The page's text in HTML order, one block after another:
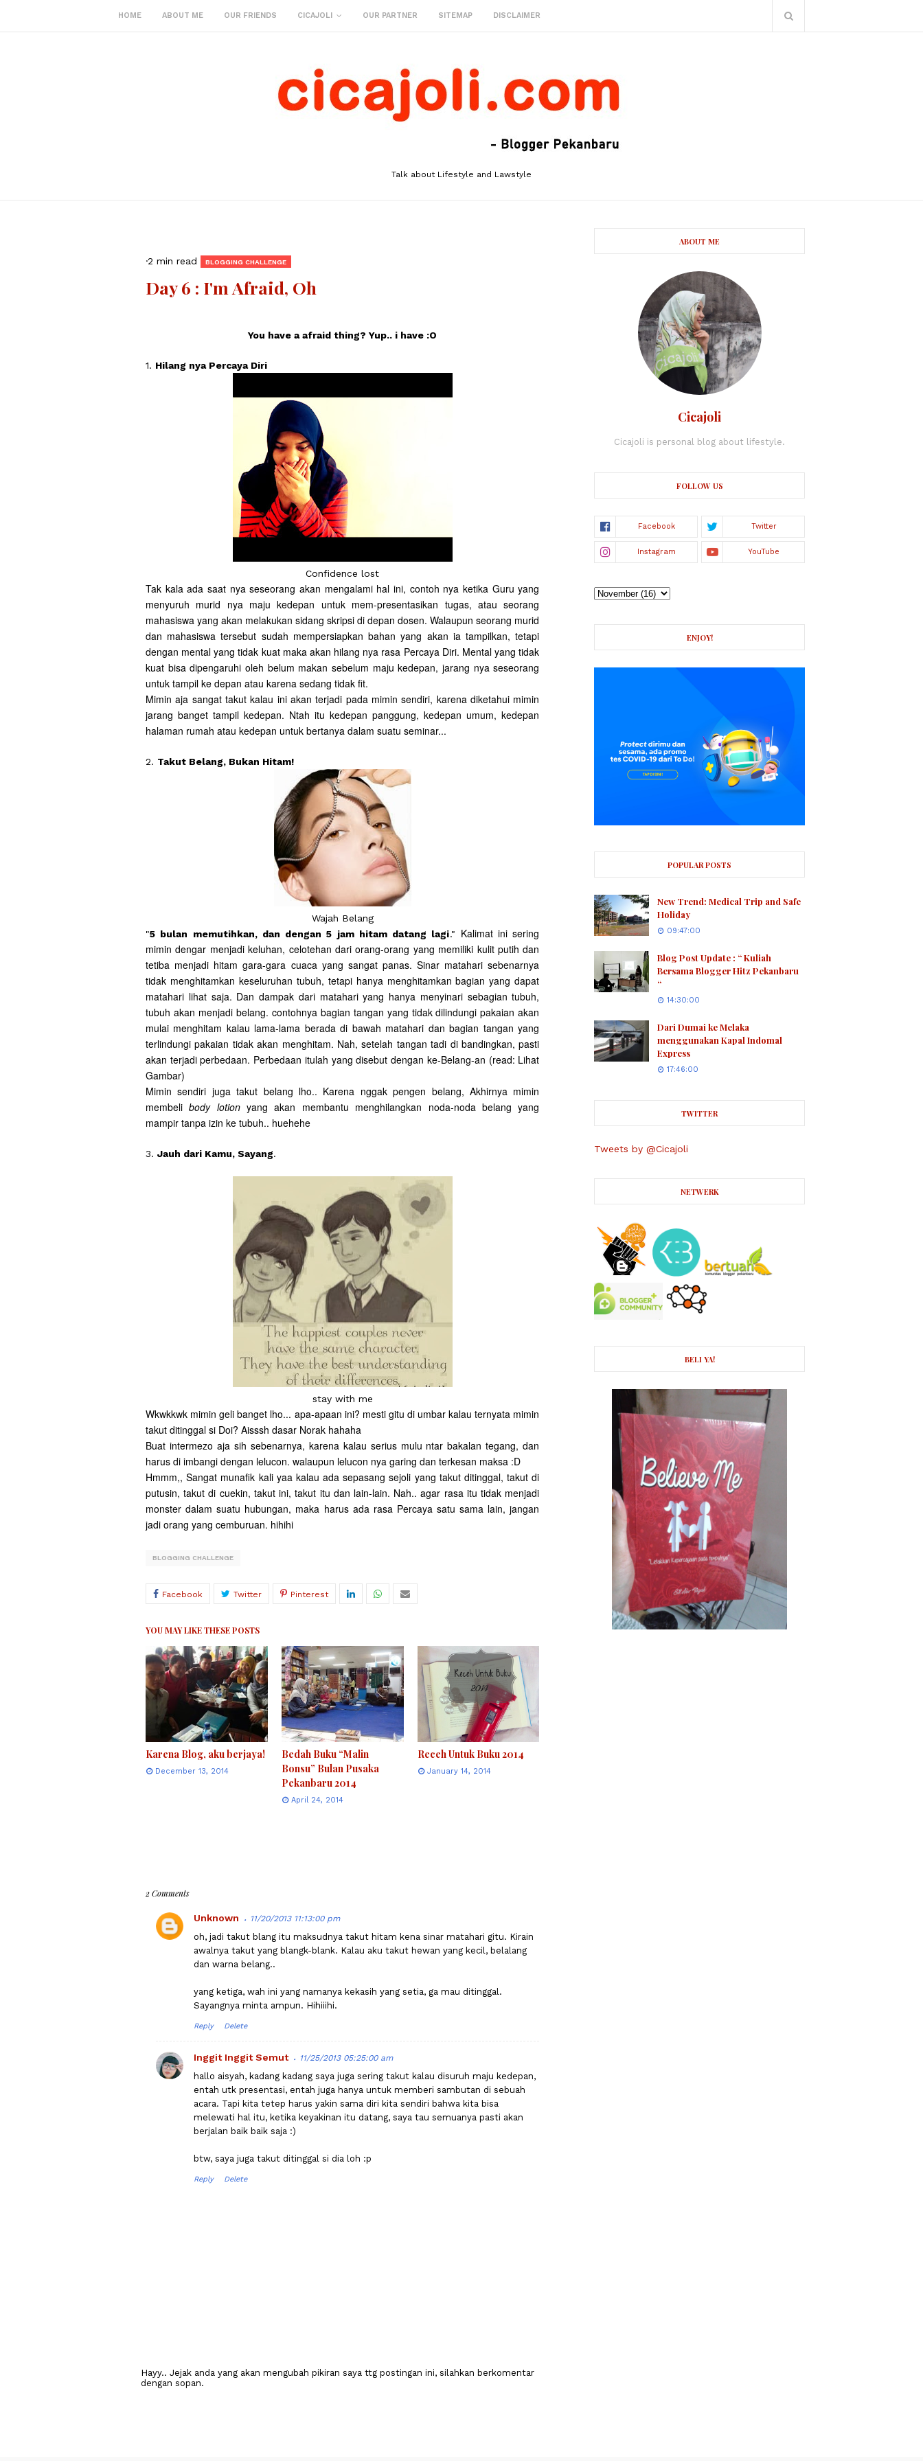
HOME ABOUT ME OUR FRIENDS CICAJOLI OUR PARTNER SITEMAP DISCLAIMER
Talk about Lifestyle and Lawstyle
·2 min read BLOGGING CHALLENGE
Day 6 : I'm Afraid, Oh
You have a afraid thing? Yup.. i have :O
1. Hilang nya Percaya Diri
Confidence lost
Tak kala ada saat nya seseorang akan mengalami hal ini, contoh nya ketika Guru yang
menyuruh murid nya maju kedepan untuk mem-presentasikan tugas, atau seorang
mahasiswa yang akan melakukan sidang skripsi di depan dosen. Walaupun seorang murid
dan mahasiswa tersebut sudah mempersiapkan bahan yang akan ia tampilkan, tetapi
dengan mental yang tidak kuat maka akan hilang nya rasa Percaya Diri. Mental yang tidak
kuat bisa dipengaruhi oleh belum makan sebelum maju kedepan, jarang nya seseorang
untuk tampil ke depan atau karena sedang tidak fit.
Mimin aja sangat takut kalau ini akan terjadi pada mimin sendiri, karena diketahui mimin
jarang banget tampil kedepan. Ntah itu kedepan panggung, kedepan umum, kedepan
halaman rumah atau kedepan untuk bertanya dalam suatu seminar...
2. Takut Belang, Bukan Hitam!
Wajah Belang
"5 bulan memutihkan, dan dengan 5 jam hitam datang lagi." Kalimat ini sering
mimin dengar menjadi keluhan, celotehan dari orang-orang yang memiliki kulit putih dan
tetiba menjadi hitam gara-gara cuaca yang sangat panas. Sinar matahari sebenarnya
tidak menghitamkan keseluruhan tubuh, tetapi hanya menghitamkan bagian yang dapat
matahari lihat saja. Dan dampak dari matahari yang hanya menyinari sebagian tubuh,
tubuh akan menjadi belang. contohnya bagian tangan yang tidak dilindungi pakaian akan
mulai menghitam kalau lama-lama berada di bawah matahari dan bagian tangan yang
terlindungi pakaian tidak akan menghitam. Nah, setelah tangan tadi di bandingkan, pasti
akan terjadi perbedaan. Perbedaan itulah yang disebut dengan ke-Belang-an (read: Lihat
Gambar)
Mimin sendiri juga takut belang lho.. Karena nggak pengen belang, Akhirnya mimin
membelibody lotionyang akan membantu menghilangkan noda-noda belang yang
mampir tanpa izin ke tubuh.. huehehe
3. Jauh dari Kamu, Sayang.
stay with me
Wkwkkwk mimin geli banget lho... apa-apaan ini? mesti gitu di umbar kalau ternyata mimin
takut ditinggal si Doi? Aisssh dasar Norak hahaha
Buat intermezo aja sih sebenarnya, karena kalau serius mulu ntar bakalan tegang, dan
harus di imbangi dengan lelucon. walaupun lelucon nya garing dan terkesan maksa :D
Hmmm,, Sangat munafik kali yaa kalau ada sepasang sejoli yang takut ditinggal, takut di
putusin, takut di cuekin, takut ini, takut itu dan lain-lain. Nah.. agar rasa itu tidak menjadi
monster dalam suatu hubungan, maka harus ada rasa Percaya satu sama lain, jangan
jadi orang yang cemburuan. hihihi
BLOGGING CHALLENGE
YOU MAY LIKE THESE POSTS
Karena Blog, aku berjaya!
December 13, 2014
Bedah Buku “Malin
Bonsu” Bulan Pusaka
Pekanbaru 2014
April 24, 2014
Receh Untuk Buku 2014
January 14, 2014
2 Comments
Unknown 11/20/2013 11:13:00 pm
oh, jadi takut blang itu maksudnya takut hitam kena sinar matahari gitu. Kirain
awalnya takut yang blangk-blank. Kalau aku takut hewan yang kecil, belalang
dan warna belang..
yang ketiga, wah ini yang namanya kekasih yang setia, ga mau ditinggal.
Sayangnya minta ampun. Hihiiihi.
Reply Delete
Inggit Inggit Semut 11/25/2013 05:25:00 am
hallo aisyah, kadang kadang saya juga sering takut kalau disuruh maju kedepan,
entah utk presentasi, entah juga hanya untuk memberi sambutan di sebuah
acara. Tapi kita tetep harus yakin sama diri kita sendiri bahwa kita bisa
melewati hal itu, ketika keyakinan itu datang, saya tau semuanya pasti akan
berjalan baik baik saja :)
btw, saya juga takut ditinggal si dia loh :p
Reply Delete
Hayy.. Jejak anda yang akan mengubah pikiran saya ttg postingan ini, silahkan berkomentar
dengan sopan.
ABOUT ME
Cicajoli
Cicajoli is personal blog about lifestyle.
FOLLOW US
ENJOY!
POPULAR POSTS
New Trend: Medical Trip and Safe
Holiday
09:47:00
Blog Post Update : “ Kuliah
Bersama Blogger Hitz Pekanbaru
“
14:30:00
Dari Dumai ke Melaka
menggunakan Kapal Indomal
Express
17:46:00
TWITTER
Tweets by @Cicajoli
NETWERK
BELI YA!